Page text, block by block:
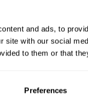
and ads, to
site with our social
to them or that
Preferences
Je
en